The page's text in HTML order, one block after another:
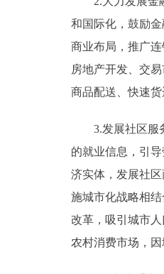
和国际化，鼓励
商业布局，推广
房地产开发、交
商品配送、快速
3.发展社区服务
的就业信息，引
济实体，发展社
施城市化战略相
改革，吸引城市
农村消费市场，